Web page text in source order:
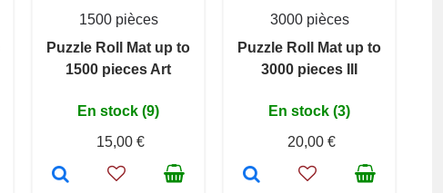
1500 pièces
Puzzle Roll Mat up to
1500 pieces Art
En stock (9)
15,00 €
3000 pièces
Puzzle Roll Mat up to
3000 pieces III
En stock (3)
20,00 €